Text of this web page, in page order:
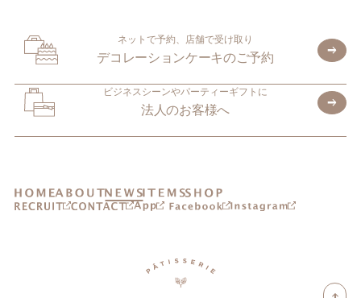
ネットで予約、店舗で受け取り
デコレーションケーキのご予約
ビジネスシーンやパーティーギフトに
法人のお客様へ